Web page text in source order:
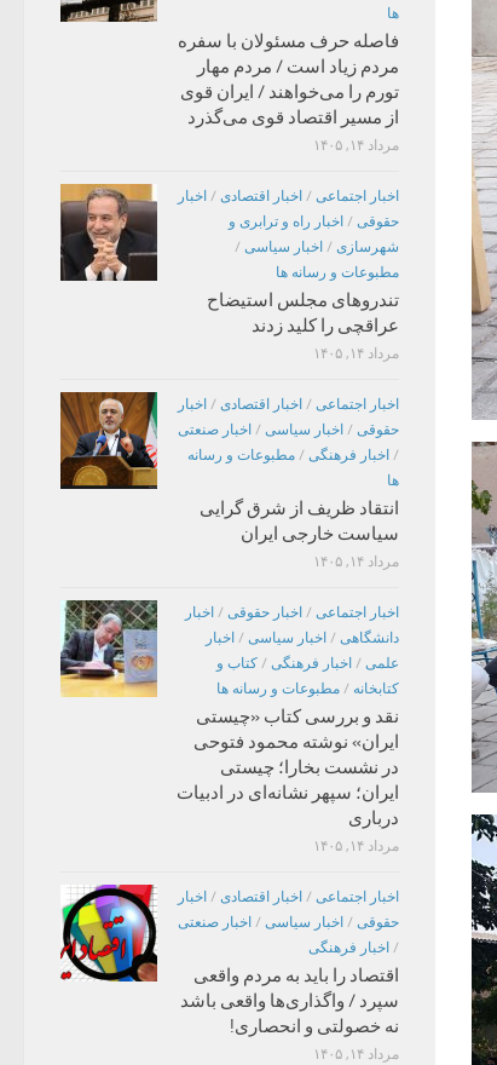
ها
فاصله حرف مسئولان با سفره
مردم زیاد است / مردم مهار
تورم را می‌خواهند / ایران قوی
از مسیر اقتصاد قوی می‌گذرد
مرداد ۱۴, ۱۴۰۵
اخبار اجتماعی / اخبار اقتصادی / اخبار
حقوقی / اخبار راه و ترابری و
شهرسازی / اخبار سیاسی /
مطبوعات و رسانه ها
تندروهای مجلس استیضاح
عراقچی را کلید زدند
مرداد ۱۴, ۱۴۰۵
اخبار اجتماعی / اخبار اقتصادی / اخبار
حقوقی / اخبار سیاسی / اخبار صنعتی
/ اخبار فرهنگی / مطبوعات و رسانه
ها
انتقاد ظریف از شرق گرایی
سیاست خارجی ایران
مرداد ۱۴, ۱۴۰۵
اخبار اجتماعی / اخبار حقوقی / اخبار
دانشگاهی / اخبار سیاسی / اخبار
علمی / اخبار فرهنگی / کتاب و
کتابخانه / مطبوعات و رسانه ها
نقد و بررسی کتاب «چیستی
ایران» نوشته محمود فتوحی
در نشست بخارا؛ چیستی
ایران؛ سپهر نشانه‌ای در ادبیات
درباری
مرداد ۱۴, ۱۴۰۵
اخبار اجتماعی / اخبار اقتصادی / اخبار
حقوقی / اخبار سیاسی / اخبار صنعتی
/ اخبار فرهنگی
اقتصاد را باید به مردم واقعی
سپرد / واگذاری‌ها واقعی باشد
نه خصولتی و انحصاری!
مرداد ۱۴, ۱۴۰۵